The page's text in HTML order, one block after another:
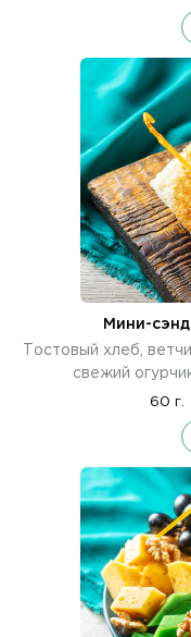
Мини-
Тостовый хлеб,
свежий
60 г.